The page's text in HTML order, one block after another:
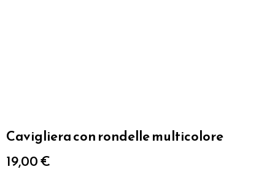
Cavigliera con rondelle multicolore
19,00 €